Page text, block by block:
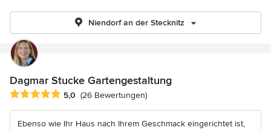
Niendorf an der Stecknitz
Dagmar Stucke Gartengestaltung
Durchschnittliche Bewertung: 5 von 5 Sternen
5,0 (26 Bewertungen)
Ebenso wie Ihr Haus nach Ihrem Geschmack eingerichtet ist,